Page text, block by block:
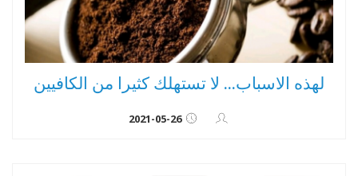
لهذه الاسباب... لا تستهلك كثيرا من الكافيين
2021-05-26